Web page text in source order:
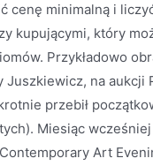
cenę minimalną i
kupującymi, który
Przykładowo
Juszkiewicz, na
przebił
Miesiąc
Art